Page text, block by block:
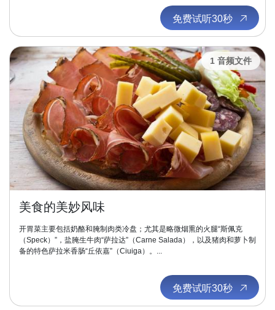
免费试听30秒
1 音频文件
美食的美妙风味
开胃菜主要包括奶酪和腌制肉类冷盘；尤其是略微烟熏的火腿“斯佩克
（Speck）”，盐腌生牛肉“萨拉达”（Carne Salada），以及猪肉和萝卜制
备的特色萨拉米香肠“丘依嘉”（Ciuiga）。...
免费试听30秒